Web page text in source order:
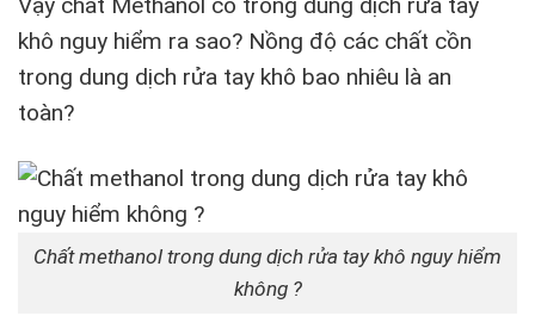
Vậy chất Methanol có trong dung dịch rửa tay
khô nguy hiểm ra sao? Nồng độ các chất cồn
trong dung dịch rửa tay khô bao nhiêu là an
toàn?
Chất methanol trong dung dịch rửa tay khô nguy hiểm
không ?